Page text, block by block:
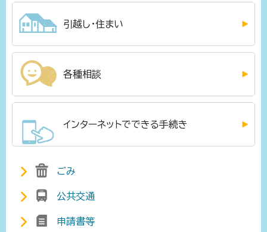
引越し・住まい
各種相談
インターネットでできる手続き
ごみ
公共交通
申請書等